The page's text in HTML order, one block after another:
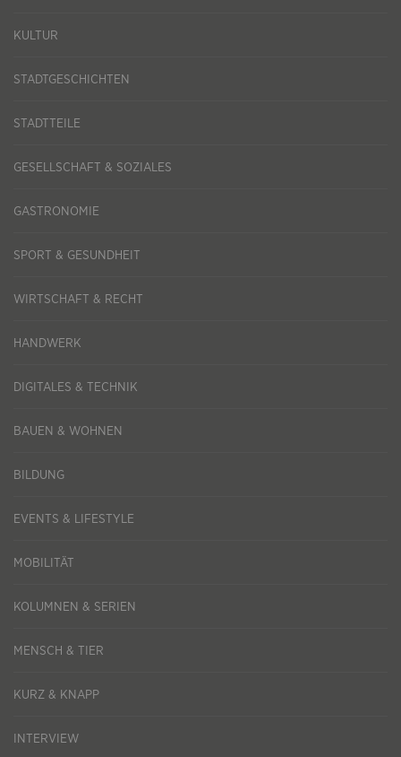
KULTUR
STADTGESCHICHTEN
STADTTEILE
GESELLSCHAFT & SOZIALES
GASTRONOMIE
SPORT & GESUNDHEIT
WIRTSCHAFT & RECHT
HANDWERK
DIGITALES & TECHNIK
BAUEN & WOHNEN
BILDUNG
EVENTS & LIFESTYLE
MOBILITÄT
KOLUMNEN & SERIEN
MENSCH & TIER
KURZ & KNAPP
INTERVIEW